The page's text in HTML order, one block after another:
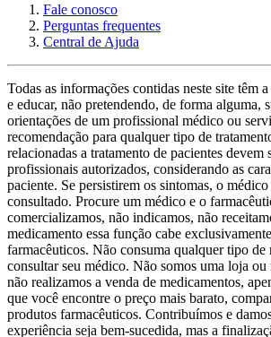
Fale conosco
Perguntas frequentes
Central de Ajuda
Todas as informações contidas neste site têm
e educar, não pretendendo, de forma alguma,
orientações de um profissional médico ou
recomendação para qualquer tipo de
relacionadas a tratamento de pacientes devem
profissionais autorizados, considerando as
paciente. Se persistirem os sintomas, o médico
consultado. Procure um médico e o
comercializamos, não indicamos, não
medicamento essa função cabe
farmacêuticos. Não consuma qualquer tipo de
consultar seu médico. Não somos uma loja ou
não realizamos a venda de medicamentos,
que você encontre o preço mais barato,
produtos farmacêuticos. Contribuímos e
experiência seja bem-sucedida, mas a